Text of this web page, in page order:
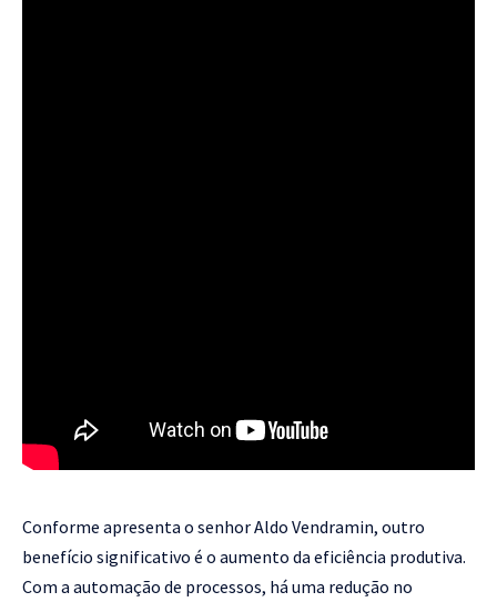
Conforme apresenta o senhor Aldo Vendramin, outro
benefício significativo é o aumento da eficiência produtiva.
Com a automação de processos, há uma redução no